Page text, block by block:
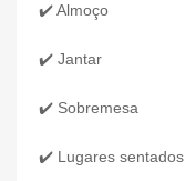
✔️ Almoço
✔️ Jantar
✔️ Sobremesa
✔️ Lugares sentados